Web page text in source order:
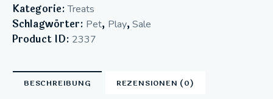
Kategorie:Treats
Schlagwörter: Pet, Play,Sale
Product ID: 2337
BESCHREIBUNG REZENSIONEN (0)